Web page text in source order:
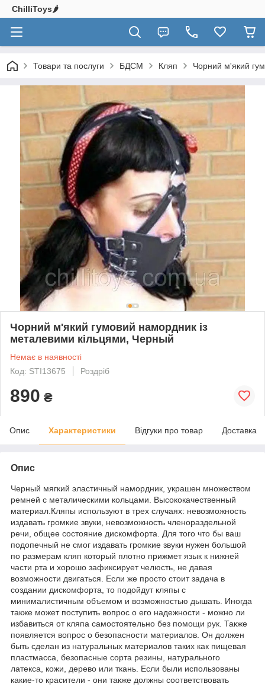
ChilliToys🌶️
Товари та послуги БДСМ Кляп Чорний м'який
Чорний м'який гумовий намордник із
металевими кільцями, Черный
Немає в наявності
Код: STI13675
Роздріб
890 ₴
Опис Характеристики Відгуки про товар Доставка
Опис
Черный мягкий эластичный намордник, украшен множеством
ремней с металическими кольцами. Высококачественный
материал.Кляпы используют в трех случаях: невозможность
издавать громкие звуки, невозможность членораздельной
речи, общее состояние дискомфорта. Для того что бы ваш
подопечный не смог издавать громкие звуки нужен большой
по размерам кляп который плотно прижмет язык к нижней
части рта и хорошо зафиксирует челюсть, не давая
возможности двигаться. Если же просто стоит задача в
создании дискомфорта, то подойдут кляпы с
минималистичным объемом и возможностью дышать. Иногда
также может поступить вопрос о его надежности - можно ли
избавиться от кляпа самостоятельно без помощи рук. Также
появляется вопрос о безопасности материалов. Он должен
быть сделан из натуральных материалов таких как пищевая
пластмасса, безопасные сорта резины, натурального
латекса, кожи, дерево или ткань. Если были использованы
какие-то красители - они также должны соответствовать